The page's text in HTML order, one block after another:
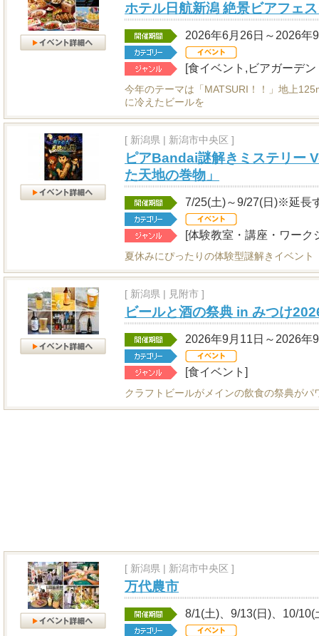
ホテル日航新潟 絶景ビアフェ
2026年6月26日～2026年
[食イベント,ビアガーデ
今年のテーマは「MATSURI！！」地上
に冷えたビールを
[ 新潟県 | 新潟市中央区 ]
ピアBandai謎解きミステリー
た天地の巻物」
7/25(土)～9/27(日)※延長
[体験教室・講座・ワーク
夏休みにぴったりの体験型謎解きイベント
[ 新潟県 | 見附市 ]
ビールと酒の祭典 in みつけ
2026年9月11日～2026年
[食イベント]
クラフトビールがメインの飲食の祭典が
[ 新潟県 | 新潟市中央区 ]
万代農市
8/1(土)、9/13(日)、10/10(